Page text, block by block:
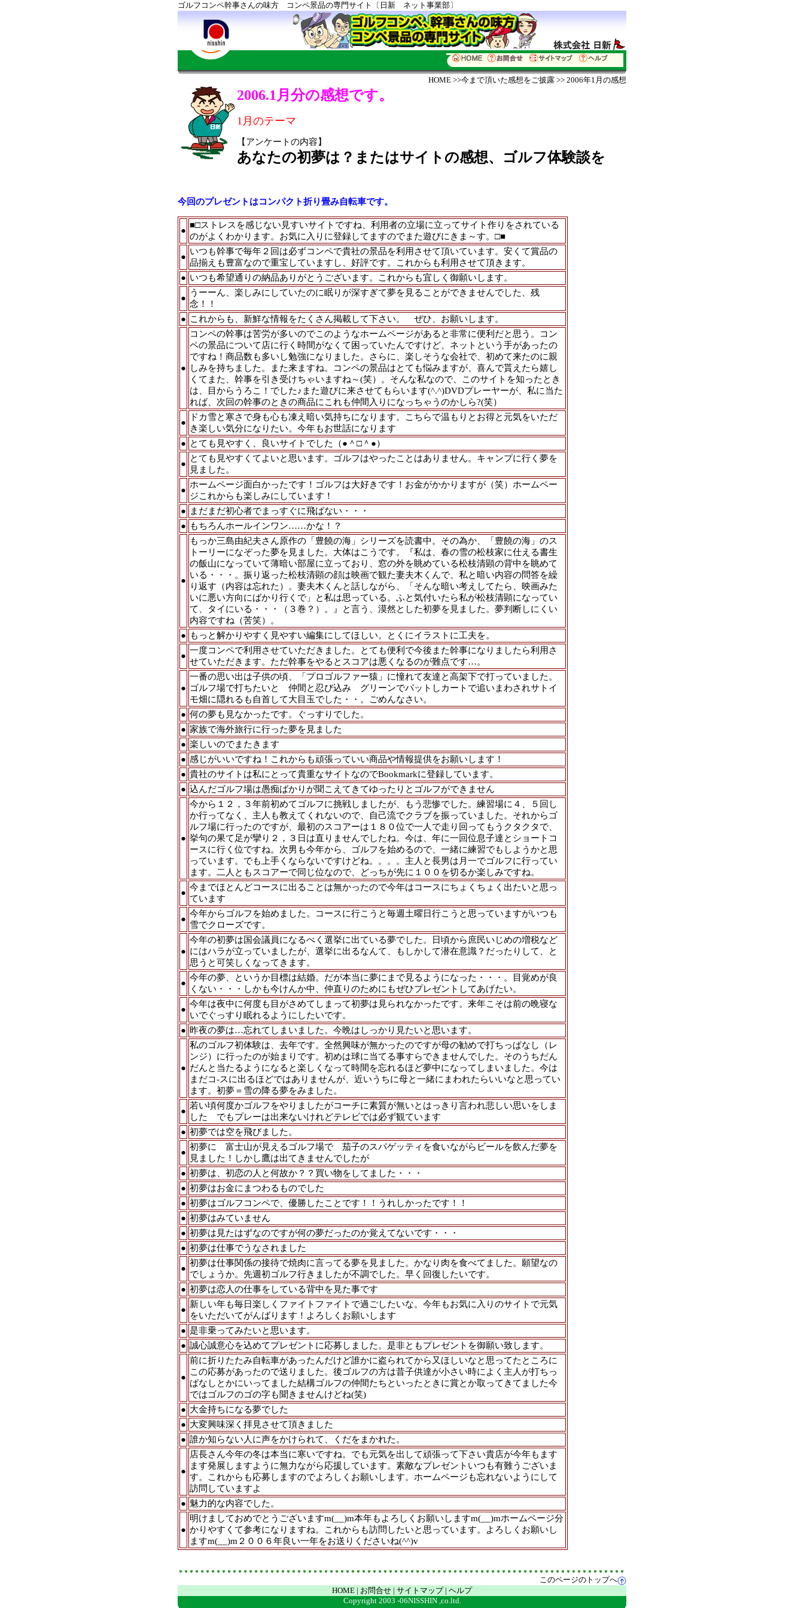
ゴルフコンペ幹事さんの味方 コンペ景品の専門サイト〔日新 ネット事業部〕
HOME >>今まで頂いた感想をご披露 >> 2006年1月の感想
2006.1月分の感想です。
1月のテーマ
【アンケートの内容】
あなたの初夢は？またはサイトの感想、ゴルフ体験談を
今回のプレゼントはコンパクト折り畳み自転車です。
●
■□ストレスを感じない見すいサイトですね、利用者の立場に立ってサイト作りをされている
のがよくわかります。お気に入りに登録してますのでまた遊びにきま～す。□■
●
いつも幹事で毎年２回は必ずコンペで貴社の景品を利用させて頂いています。安くて賞品の
品揃えも豊富なので重宝していますし、好評です。これからも利用させて頂きます。
● いつも希望通りの納品ありがとうございます。これからも宜しく御願いします。
●
うーーん、楽しみにしていたのに眠りが深すぎて夢を見ることができませんでした、残
念！！
● これからも、新鮮な情報をたくさん掲載して下さい。 ぜひ、お願いします。
●
コンペの幹事は苦労が多いのでこのようなホームページがあると非常に便利だと思う。コン
ペの景品について店に行く時間がなくて困っていたんですけど、ネットという手があったの
ですね！商品数も多いし勉強になりました。さらに、楽しそうな会社で、初めて来たのに親
しみを持ちました。また来ますね。コンペの景品はとても悩みますが、喜んで貰えたら嬉し
くてまた、幹事を引き受けちゃいますね～(笑）。そんな私なので、このサイトを知ったとき
は、目からうろこ！でした♪また遊びに来させてもらいます(^.^)DVDプレーヤーが、私に当た
れば、次回の幹事のときの商品にこれも仲間入りになっちゃうのかしら?(笑）
●
ドカ雪と寒さで身も心も凍え暗い気持ちになります。こちらで温もりとお得と元気をいただ
き楽しい気分になりたい。今年もお世話になります
● とても見やすく、良いサイトでした（●＾□＾●）
●
とても見やすくてよいと思います。ゴルフはやったことはありません。キャンプに行く夢を
見ました。
●
ホームページ面白かったです！ゴルフは大好きです！お金がかかりますが（笑）ホームペー
ジこれからも楽しみにしています！
●
まだまだ初心者でまっすぐに飛ばない・・・
● もちろんホールインワン……かな！？
●
もっか三島由紀夫さん原作の「豊饒の海」シリーズを読書中。その為か、「豊饒の海」のス
トーリーになぞった夢を見ました。大体はこうです。『私は、春の雪の松枝家に仕える書生
の飯山になっていて薄暗い部屋に立っており、窓の外を眺めている松枝清顕の背中を眺めて
いる・・・。振り返った松枝清顕の顔は映画で観た妻夫木くんで、私と暗い内容の問答を繰
り返す（内容は忘れた）。妻夫木くんと話しながら、「そんな暗い考えしてたら、映画みた
いに悪い方向にばかり行くで」と私は思っている。ふと気付いたら私が松枝清顕になってい
て、タイにいる・・・（３巻？）。』と言う、漠然とした初夢を見ました。夢判断しにくい
内容ですね（苦笑）。
● もっと解かりやすく見やすい編集にしてほしい。とくにイラストに工夫を。
●
一度コンペで利用させていただきました。とても便利で今後また幹事になりましたら利用さ
せていただきます。ただ幹事をやるとスコアは悪くなるのが難点です…。
●
一番の思い出は子供の頃、「プロゴルファー猿」に憧れて友達と高架下で打っていました。
ゴルフ場で打ちたいと 仲間と忍び込み グリーンでパットしカートで追いまわされサトイ
モ畑に隠れるも自首して大目玉でした・・。ごめんなさい。
● 何の夢も見なかったです。ぐっすりでした。
● 家族で海外旅行に行った夢を見ました
● 楽しいのでまたきます
● 感じがいいですね！これからも頑張っていい商品や情報提供をお願いします！
● 貴社のサイトは私にとって貴重なサイトなのでBookmarkに登録しています。
● 込んだゴルフ場は愚痴ばかりが聞こえてきてゆったりとゴルフができません
●
今から１２，３年前初めてゴルフに挑戦しましたが、もう悲惨でした。練習場に４、５回し
か行ってなく、主人も教えてくれないので、自己流でクラブを振っていました。それからゴ
ルフ場に行ったのですが、最初のスコアーは１８０位で一人で走り回ってもうクタクタで、
挙句の果て足が攣り２，３日は直りませんでしたね。今は、年に一回位息子達とショートコ
ースに行く位ですね。次男も今年から、ゴルフを始めるので、一緒に練習でもしようかと思
っています。でも上手くならないですけどね。。。。主人と長男は月一でゴルフに行ってい
ます。二人ともスコアーで同じ位なので、どっちが先に１００を切るか楽しみですね。
●
今までほとんどコースに出ることは無かったので今年はコースにちょくちょく出たいと思っ
ています
●
今年からゴルフを始めました。コースに行こうと毎週土曜日行こうと思っていますがいつも
雪でクローズです。
●
今年の初夢は国会議員になるべく選挙に出ている夢でした。日頃から庶民いじめの増税など
にはハラが立っていましたが、選挙に出るなんて、もしかして潜在意識？だったりして、と
思うと可笑しくなってきます。
●
今年の夢、というか目標は結婚。だが本当に夢にまで見るようになった・・・。目覚めが良
くない・・・しかも今けんか中、仲直りのためにもぜひプレゼントしてあげたい。
●
今年は夜中に何度も目がさめてしまって初夢は見られなかったです。来年こそは前の晩寝な
いでぐっすり眠れるようにしたいです。
● 昨夜の夢は…忘れてしまいました。今晩はしっかり見たいと思います。
●
私のゴルフ初体験は、去年です。全然興味が無かったのですが母の勧めで打ちっぱなし（レ
ンジ）に行ったのが始まりです。初めは球に当てる事すらできませんでした。そのうちだん
だんと当たるようになると楽しくなって時間を忘れるほど夢中になってしまいました。今は
まだコ-スに出るほどではありませんが、近いうちに母と一緒にまわれたらいいなと思ってい
ます。初夢＝雪の降る夢をみました。
●
若い頃何度かゴルフをやりましたがコーチに素質が無いとはっきり言われ悲しい思いをしま
した でもプレーは出来ないけれどテレビでは必ず観ています
● 初夢では空を飛びました。
●
初夢に 富士山が見えるゴルフ場で 茄子のスパゲッティを食いながらビールを飲んだ夢を
見ました！しかし鷹は出てきませんでしたが
● 初夢は、初恋の人と何故か？？買い物をしてました・・・
● 初夢はお金にまつわるものでした
● 初夢はゴルフコンペで、優勝したことです！！うれしかったです！！
● 初夢はみていません
● 初夢は見たはずなのですが何の夢だったのか覚えてないです・・・
● 初夢は仕事でうなされました
●
初夢は仕事関係の接待で焼肉に言ってる夢を見ました。かなり肉を食べてました。願望なの
でしょうか。先週初ゴルフ行きましたが不調でした。早く回復したいです。
● 初夢は恋人の仕事をしている背中を見た事です
●
新しい年も毎日楽しくファイトファイトで過ごしたいな。今年もお気に入りのサイトで元気
をいただいてがんばります！よろしくお願いします
● 是非乗ってみたいと思います。
● 誠心誠意心を込めてプレゼントに応募しました。是非ともプレゼントを御願い致します。
●
前に折りたたみ自転車があったんだけど誰かに盗られてから又ほしいなと思ってたところに
この応募があったので送りました。後ゴルフの方は昔子供達が小さい時によく主人が打ちっ
ぱなしとかにいってました結構ゴルフの仲間たちといったときに賞とか取ってきてました今
ではゴルフのゴの字も聞きませんけどね(笑)
● 大金持ちになる夢でした
● 大変興味深く拝見させて頂きました
● 誰か知らない人に声をかけられて、くだをまかれた。
●
店長さん今年の冬は本当に寒いですね。でも元気を出して頑張って下さい貴店が今年もます
ます発展しますように無力ながら応援しています。素敵なプレゼントいつも有難うございま
す。これからも応募しますのでよろしくお願いします。ホームページも忘れないようにして
訪問していますよ
● 魅力的な内容でした。
●
明けましておめでとうございますm(__)m本年もよろしくお願いしますm(__)mホームページ分
かりやすくて参考になりますね。これからも訪問したいと思っています。よろしくお願いし
ますm(__)m２００６年良い一年をお送りくださいね(^^)v
このページのトップへ
HOME | お問合せ | サイトマップ | ヘルプ
Copyright 2003 -06NISSHIN ,co.ltd.